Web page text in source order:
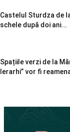
Castelul Sturdza de
schele după doi ani...
Spațiile verzi de la
Ierarhi” vor fi